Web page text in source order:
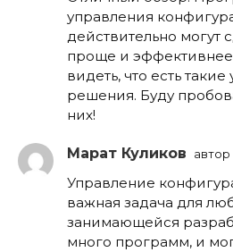
управления
действительно могут
проще и
видеть, что есть
решения. Буду
них!
Марат Куликов автор
Управление
важная задача для
занимающейся
много программ, и